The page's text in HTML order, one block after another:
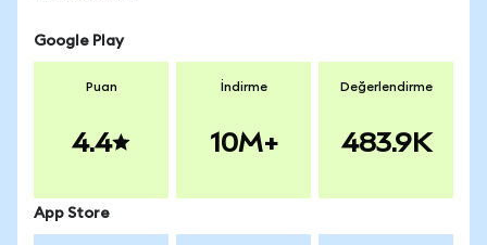
Google Play
Puan
4.4
İndirme
10M+
Değerlendirme
483.9K
App Store